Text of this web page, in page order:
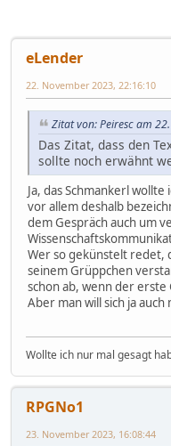
eLender
22. November 2023, 22:16:10
Zitat von: Peiresc am
Das Zitat, dass den
sollte noch erwähnt
Ja, das Schmankerl
vor allem deshalb
dem Gespräch auch um
Wer so gekünstelt redet,
seinem Grüppchen
schon ab, wenn der
Aber man will sich ja
Wollte ich nur mal gesagt
RPGNo1
23. November 2023, 16:08:44